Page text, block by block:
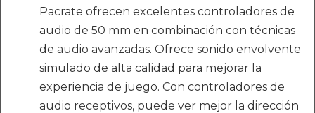
Pacrate ofrecen excelentes controladores de
audio de 50 mm en combinación con técnicas
de audio avanzadas. Ofrece sonido envolvente
simulado de alta calidad para mejorar la
experiencia de juego. Con controladores de
audio receptivos, puede ver mejor la dirección